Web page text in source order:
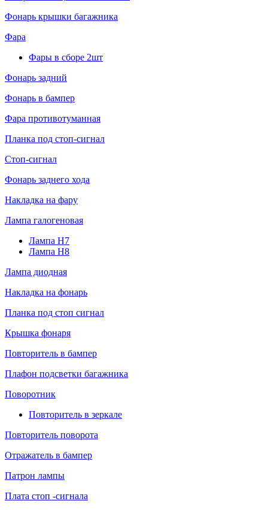
Фонарь крышки багажника
Фара
Фары в сборе 2шт
Фонарь задний
Фонарь в бампер
Фара противотуманная
Планка под стоп-сигнал
Стоп-сигнал
Фонарь заднего хода
Накладка на фару
Лампа галогеновая
Лампа H7
Лампа H8
Лампа диодная
Накладка на фонарь
Планка под стоп сигнал
Крышка фонаря
Повторитель в бампер
Плафон подсветки багажника
Поворотник
Повторитель в зеркале
Повторитель поворота
Отражатель в бампер
Патрон лампы
Плата стоп -сигнала